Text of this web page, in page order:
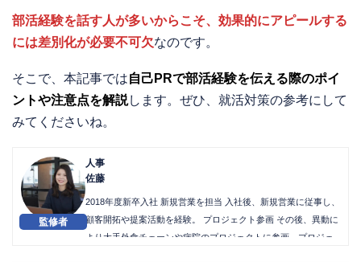
部活経験を話す人が多いからこそ、効果的にアピールする
には差別化が必要不可欠なのです。
そこで、本記事では自己PRで部活経験を伝える際のポイ
ントや注意点を解説します。ぜひ、就活対策の参考にして
みてくださいね。
人事
佐藤
2018年度新卒入社 新規営業を担当 入社後、新規営業に従事し、
顧客開拓や提案活動を経験。 プロジェクト参画 その後、異動に
より大手外食チェーンや病院のプロジェクトに参画。プロジェ